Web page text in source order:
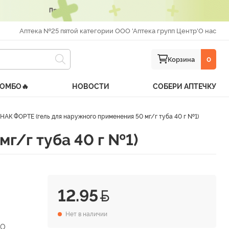
Аптека №25 пятой категории ООО 'Аптека групп Центр'О нас
Корзина 0
НОВОСТИ СОБЕРИ АПТЕЧКУ
ФОРТЕ (гель для наружного применения 50 мг/г туба 40 г №1)
г туба 40 г №1)
12.95
Нет в наличии